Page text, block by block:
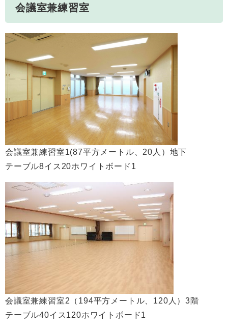
会議室兼練習室
会議室兼練習室1(87平方メートル、20人）地下
テーブル8イス20ホワイトボード1
会議室兼練習室2（194平方メートル、120人）3階
テーブル40イス120ホワイトボード1